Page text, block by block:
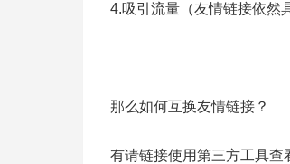
4.吸引流量（友情链接依然
那么如何互换友情链接？
有请链接使用第三方工具查